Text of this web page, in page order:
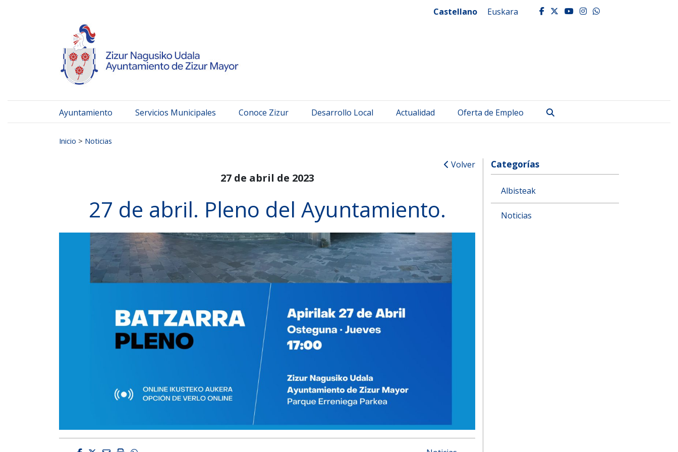
Castellano Euskara facebook
twitter
youtube
instagram
whatsapp
Ayuntamiento Servicios Municipales Conoce Zizur Desarrollo Local Actualidad Oferta de Empleo
Inicio > Noticias
Volver
27 de abril de 2023
27 de abril. Pleno del Ayuntamiento.
Categorías
Albisteak
Noticias